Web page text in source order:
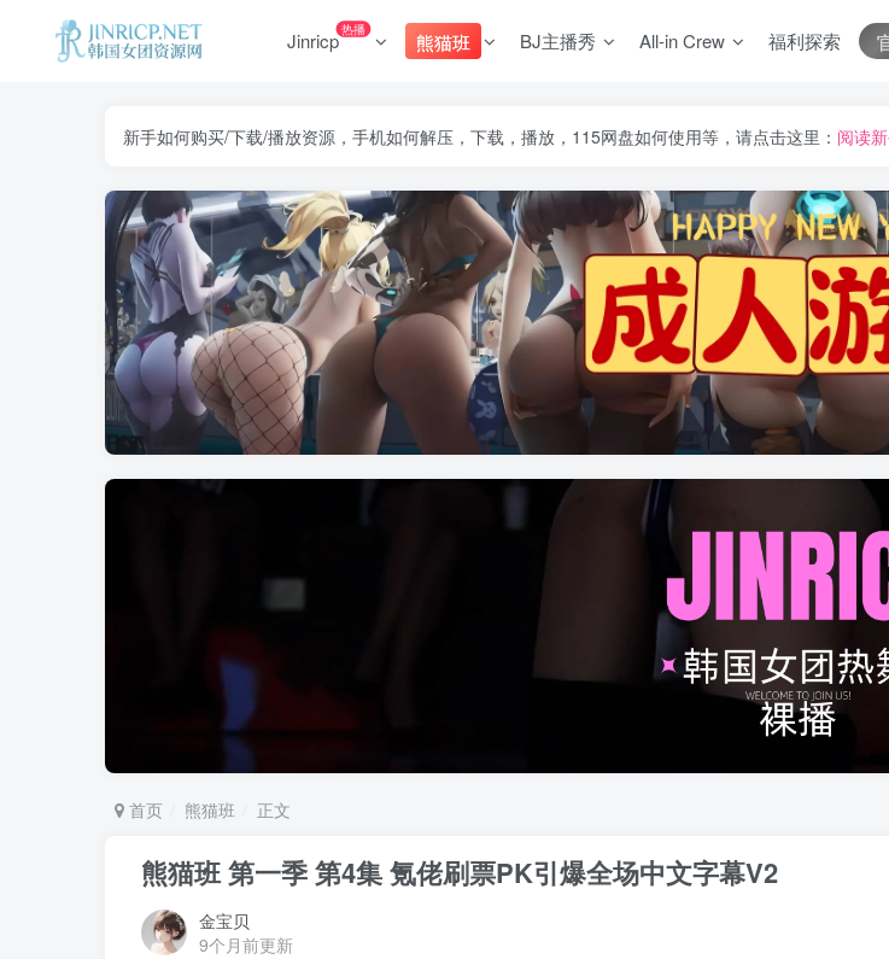
Jinricp热播
熊猫班 BJ主播秀 All-in Crew 福利探索
新手如何购买/下载/播放资源，手机如何解压，下载，播放，115网盘如何使用等，请点击这里： 阅读
首页 熊猫班 正文
熊猫班 第一季 第4集 氪佬刷票PK引爆全场中文字幕V2
金宝贝
9个月前更新